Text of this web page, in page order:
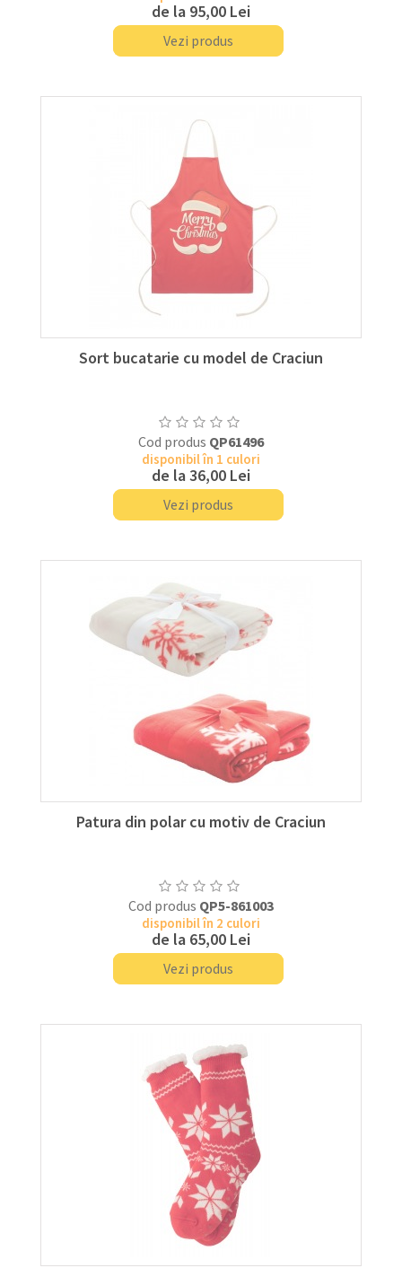
de la 95,00 Lei
Vezi produs
Sort bucatarie cu model de Craciun
Cod produs QP61496
disponibil în 1 culori
de la 36,00 Lei
Vezi produs
Patura din polar cu motiv de Craciun
Cod produs QP5-861003
disponibil în 2 culori
de la 65,00 Lei
Vezi produs